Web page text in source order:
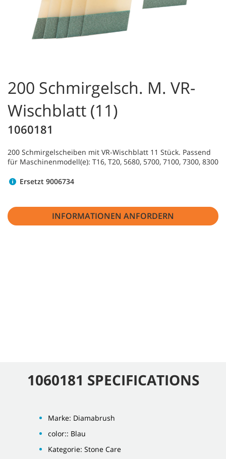
200 Schmirgelsch. M. VR-
Wischblatt (11)
1060181
200 Schmirgelscheiben mit VR-Wischblatt 11 Stück. Passend
für Maschinenmodell(e): T16, T20, 5680, 5700, 7100, 7300, 8300
Ersetzt 9006734
INFORMATIONEN ANFORDERN
1060181 SPECIFICATIONS
Marke: Diamabrush
color:: Blau
Kategorie: Stone Care